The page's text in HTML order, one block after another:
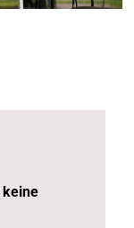
keine